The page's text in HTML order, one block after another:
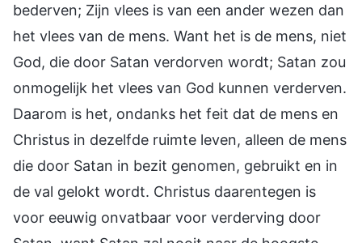
bederven; Zijn vlees is van een ander wezen dan
het vlees van de mens. Want het is de mens, niet
God, die door Satan verdorven wordt; Satan zou
onmogelijk het vlees van God kunnen verderven.
Daarom is het, ondanks het feit dat de mens en
Christus in dezelfde ruimte leven, alleen de mens
die door Satan in bezit genomen, gebruikt en in
de val gelokt wordt. Christus daarentegen is
voor eeuwig onvatbaar voor verderving door